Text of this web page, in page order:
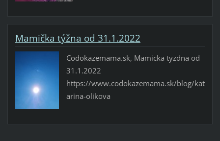
Mamička týžna od 31.1.2022
Codokazemama.sk, Mamicka tyzdna od
31.1.2022
https://www.codokazemama.sk/blog/kat
arina-olikova